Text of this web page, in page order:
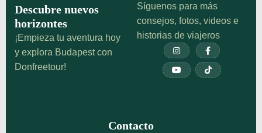
Descubre nuevos
horizontes
¡Empieza tu aventura hoy
y explora Budapest con
Donfreetour!
Síguenos para más
consejos, fotos, videos e
historias de viajeros
 
 
Contacto